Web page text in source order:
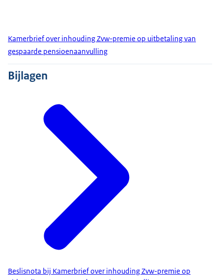
Kamerbrief over inhouding Zvw-premie op uitbetaling van
gespaarde pensioenaanvulling
Bijlagen
Beslisnota bij Kamerbrief over inhouding Zvw-premie op